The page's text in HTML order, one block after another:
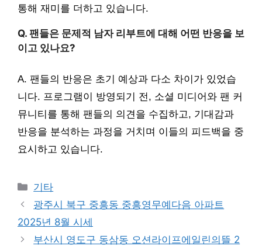
통해 재미를 더하고 있습니다.
Q. 팬들은 문제적 남자 리부트에 대해 어떤 반응을 보
이고 있나요?
A. 팬들의 반응은 초기 예상과 다소 차이가 있었습
니다. 프로그램이 방영되기 전, 소셜 미디어와 팬 커
뮤니티를 통해 팬들의 의견을 수집하고, 기대감과
반응을 분석하는 과정을 거치며 이들의 피드백을 중
요시하고 있습니다.
Categories
기타
광주시 북구 중흥동 중흥영무예다음 아파트
2025년 8월 시세
부산시 영도구 동삼동 오션라이프에일린의뜰 2